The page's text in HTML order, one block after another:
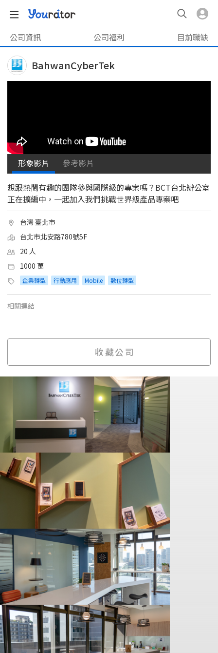
公司資訊 公司福利 目前職缺
BahwanCyberTek
形象影片 參考影片
想跟熱鬧有趣的團隊參與國際級的專案嗎？BCT台北辦公室
正在擴編中，一起加入我們挑戰世界級產品專案吧
台灣 臺北市
台北市北安路780號5F
20 人
1000 萬
企業轉型 行動應用 Mobile 數位轉型
相關連結
收藏公司